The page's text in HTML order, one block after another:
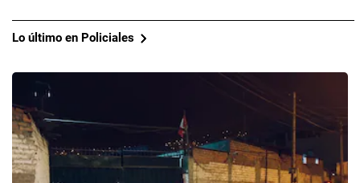
Lo último en Policiales